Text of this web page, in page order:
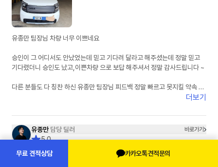
유종만 팀장님 차량 너무 이쁘네요
승인이 그 어디서도 안났었는데 믿고 기다려 달라고 해주셨는데 정말 믿고
기다렸더니 승인도 났고,이쁜차량 으로 보답 해주셔서 정말 감사드립니다 ~
다른 분들도 다 칭찬 하신 유종만 팀장님 피드백 정말 빠르고 못지킬 약속 안
잘 탈께요 유팀장님 감사드려요
더보기
유종만 담당 딜러 바로가기
5.0
고객님이 선택하실 유종은 유종만 입니다.
카카오톡 견적문의
무료 견적상담